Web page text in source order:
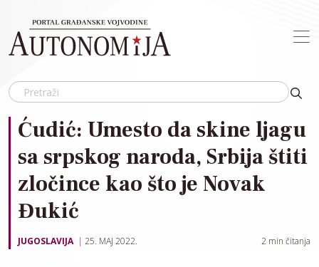
Ćudić: Umesto da skine ljagu
sa srpskog naroda, Srbija štiti
zločince kao što je Novak
Đukić
JUGOSLAVIJA 25. MAJ 2022. 2 min čitanja